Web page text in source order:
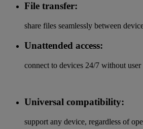
File transfer:
share files seamlessly between
Unattended access:
connect to devices 24/7 without
Universal compatibility:
support any device, regardless of